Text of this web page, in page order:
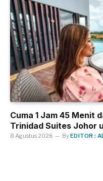
Cuma 1 Jam 45 Menit
Trinidad Suites Johor
8 Agustus 2026 ByEDITOR :